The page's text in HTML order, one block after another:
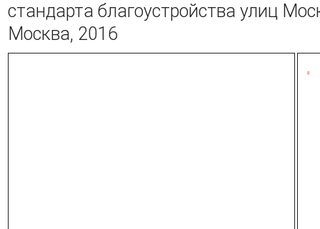
стандарта благоустройства улиц
Москва, 2016